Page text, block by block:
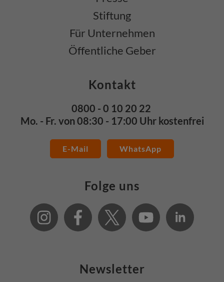
Stiftung
Für Unternehmen
Öffentliche Geber
Kontakt
0800 - 0 10 20 22
Mo. - Fr. von 08:30 - 17:00 Uhr kostenfrei
E-Mail WhatsApp
Folge uns
Newsletter